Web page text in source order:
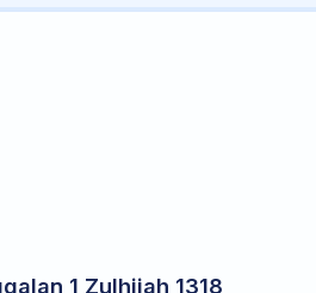
1 Zulhijah 1318